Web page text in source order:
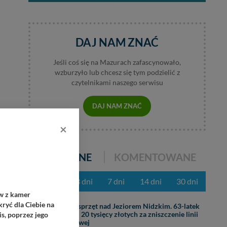
DAJ NAM ZNAĆ
Jeśli coś się na Mazurach zafascynowało,
wzburzyło lub chcesz się tym podzielić z
czytelnikami naszego serwisu
DAJ NAM ZNAĆ
POPULARNE KOMENTOWANE
z ostatnich 3 dni 7 dni 14 dni 30 dni
31.07
Ciężki sprzęt nad Jeziorem Nidzkim. 63-latek
zapłaci 20 tysięcy złotych za zniszczenie linii
brzegowej
×
z kamer
dla Ciebie na
poprzez jego